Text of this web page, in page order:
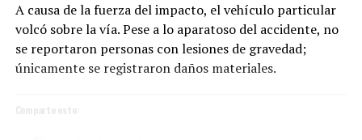
A causa de la fuerza del impacto, el vehículo particular
volcó sobre la vía. Pese a lo aparatoso del accidente, no
se reportaron personas con lesiones de gravedad;
únicamente se registraron daños materiales.
Comparte esto: